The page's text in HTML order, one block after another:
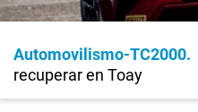
Automovilismo-TC2000
recuperar en Toay